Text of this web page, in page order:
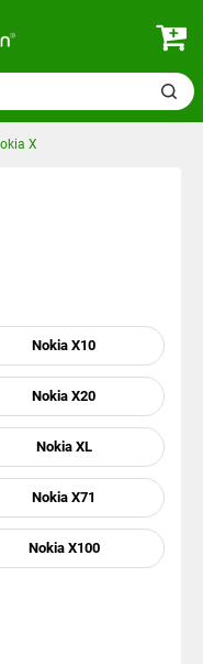
X
Nokia X10
Nokia X20
Nokia XL
Nokia X71
Nokia X100